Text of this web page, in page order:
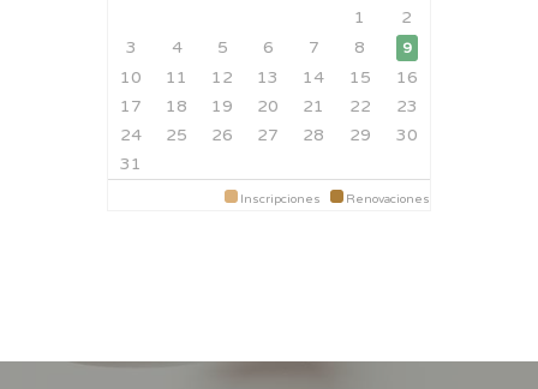
1
2
3
4 5 6 7 8 9
10 11 12 13 14 15
16
17
18 19 20 21 22
23
24
25 26 27 28 29
30
31
Inscripciones Renovaciones